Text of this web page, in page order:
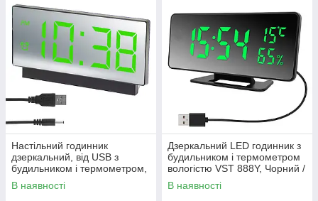
Настільний годинник
дзеркальний, від USB з
будильником і термометром,
VST-897-4, Зелений /
Електронний LED годинник
В наявності
Дзеркальний LED годинник з
будильником і термометром
вологістю VST 888Y, Чорний /
Електронний дзеркальні
годинник для дому /
В наявності